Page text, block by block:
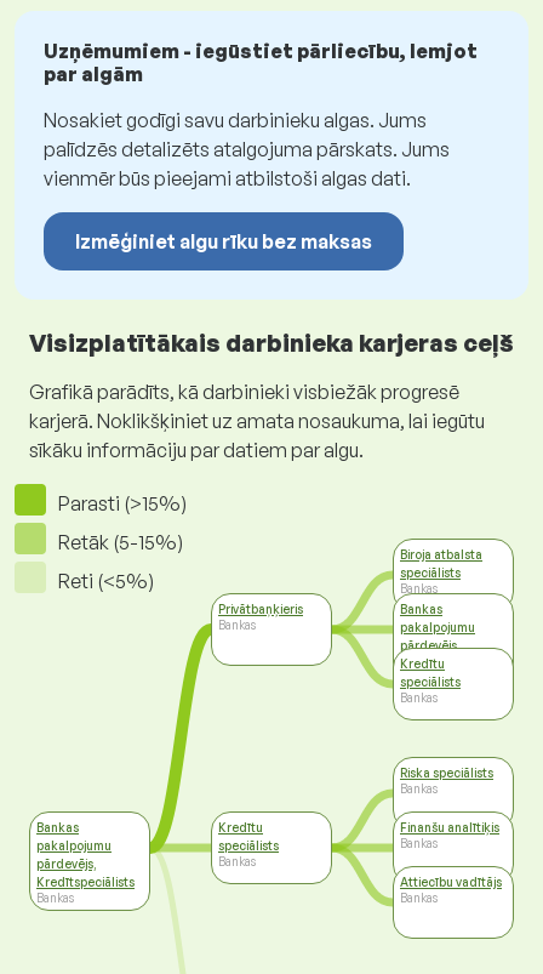
Uzņēmumiem - iegūstiet pārliecību, lemjot
par algām
Nosakiet godīgi savu darbinieku algas. Jums
palīdzēs detalizēts atalgojuma pārskats. Jums
vienmēr būs pieejami atbilstoši algas dati.
Izmēģiniet algu rīku bez maksas
Visizplatītākais darbinieka karjeras ceļš
Grafikā parādīts, kā darbinieki visbiežāk progresē
karjerā. Noklikšķiniet uz amata nosaukuma, lai iegūtu
sīkāku informāciju par datiem par algu.
Parasti (>15%)
Retāk (5-15%)
Reti (<5%)
Bankas
pakalpojumu
pārdevējs,
Kredītspeciālists
Bankas
Privātbaņķieris
Bankas
Kredītu
speciālists
Bankas
Biroja atbalsta
speciālists
Bankas
Bankas
pakalpojumu
pārdevējs,
Kredītspeciālists
Bankas
Kredītu
speciālists
Bankas
Riska speciālists
Bankas
Finanšu analītiķis
Bankas
Attiecību vadītājs
Bankas